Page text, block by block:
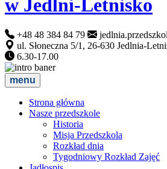
w Jedlni-Letnisko
+48 48 384 84 79
ul. Słoneczna 5/1, 26-630 Jedlnia-
6.30-17.00
menu
Strona główna
Nasze przedszkole
Historia
Misja Przedszkola
Rozkład dnia
Tygodniowy Rozkład Zajęć